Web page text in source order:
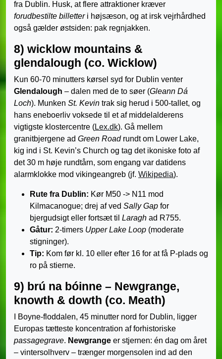
fra Dublin. Husk, at flere attraktioner kræver
forudbestilte billetteri højsæson, og at irsk vejrhårdhed
også gælder østsiden: pak regnjakken.
8) wicklow mountains &
glendalough (co. Wicklow)
Kun 60-70 minutters kørsel syd for Dublin venter
Glendalough – dalen med de to søer (Gleann Dá
Loch). Munken St. Kevin trak sig herud i 500-tallet, og
hans eneboerliv voksede til et af middelalderens
vigtigste klostercentre (Lex.dk). Gå mellem
granitbjergene ad Green Roadrundt om Lower Lake,
kig ind i St. Kevin’s Church og tag det ikoniske foto af
det 30 m høje rundtårn, som engang var datidens
alarmklokke mod vikingeangreb (jf. Wikipedia).
Rute fra Dublin: Kør M50 ‑> N11 mod
Kilmacanogue; drej af ved Sally Gap for
bjergudsigt eller fortsæt til Laragh ad R755.
Gåtur: 2-timers Upper Lake Loop (moderate
stigninger).
Tip: Kom før kl. 10 eller efter 16 for at få P-plads og
ro på stierne.
9) brú na bóinne – Newgrange,
knowth & dowth (co. Meath)
I Boyne-floddalen, 45 minutter nord for Dublin, ligger
Europas tætteste koncentration af forhistoriske
passagegrave. Newgrange er stjernen: én dag om året
– vintersolhverv – trænger morgensolen ind ad den